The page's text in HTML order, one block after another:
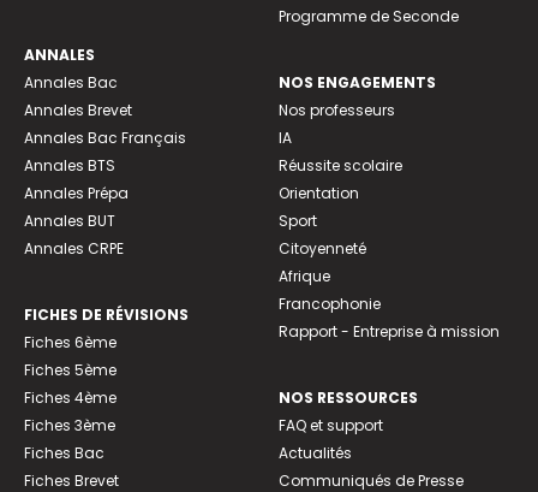
ANNALES
Annales Bac
Annales Brevet
Annales Bac Français
Annales BTS
Annales Prépa
Annales BUT
Annales CRPE
FICHES DE RÉVISIONS
Fiches 6ème
Fiches 5ème
Fiches 4ème
Fiches 3ème
Fiches Bac
Fiches Brevet
Programme de Seconde
NOS ENGAGEMENTS
Nos professeurs
IA
Réussite scolaire
Orientation
Sport
Citoyenneté
Afrique
Francophonie
Rapport - Entreprise à mission
NOS RESSOURCES
FAQ et support
Actualités
Communiqués de Presse